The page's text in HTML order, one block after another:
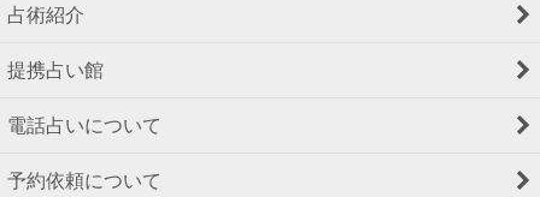
占術紹介
提携占い館
電話占いについて
予約依頼について